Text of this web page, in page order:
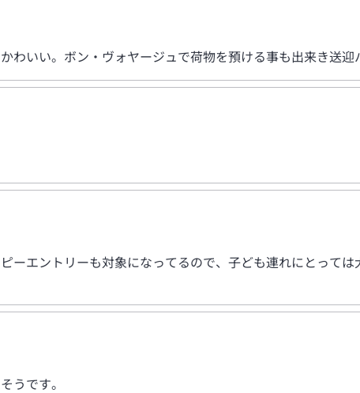
わいい。ボン・ヴォヤージュで荷物を預ける事も出来き送
ーエントリーも対象になってるので、子ども連れにとって
うです。